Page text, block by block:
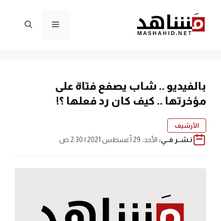
المحتوى
القائمة
بالفيديو .. شاب يصفع فتاة على
مؤخرتها .. كيف كان رد فعلها ؟!
الأرشيف
نـشــر فــي: الأحد، 29 أغسطس 2021 | 2:30 ص